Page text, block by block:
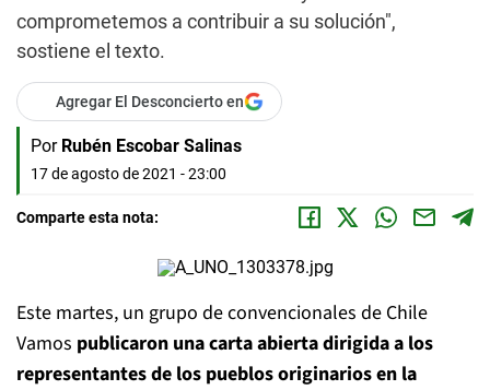
comprometemos a contribuir a su solución",
sostiene el texto.
Agregar El Desconcierto en
Por Rubén Escobar Salinas
17 de agosto de 2021 - 23:00
Comparte esta nota:
Este martes, un grupo de convencionales de Chile
Vamos publicaron una carta abierta dirigida a los
representantes de los pueblos originarios en la